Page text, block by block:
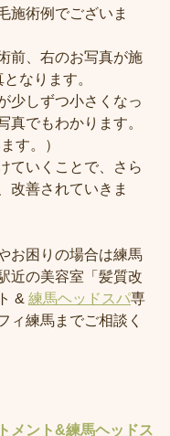
施術例でございま
前、右のお写真が施
なります。
少しずつ小さくなっ
真でもわかります。
す。）
ていくことで、さら
改善されていきま
お困りの場合は練馬
近の美容室「髪質改
& 練馬ヘッドスパ専
ィ練馬までご相談く
メント&練馬ヘッドス